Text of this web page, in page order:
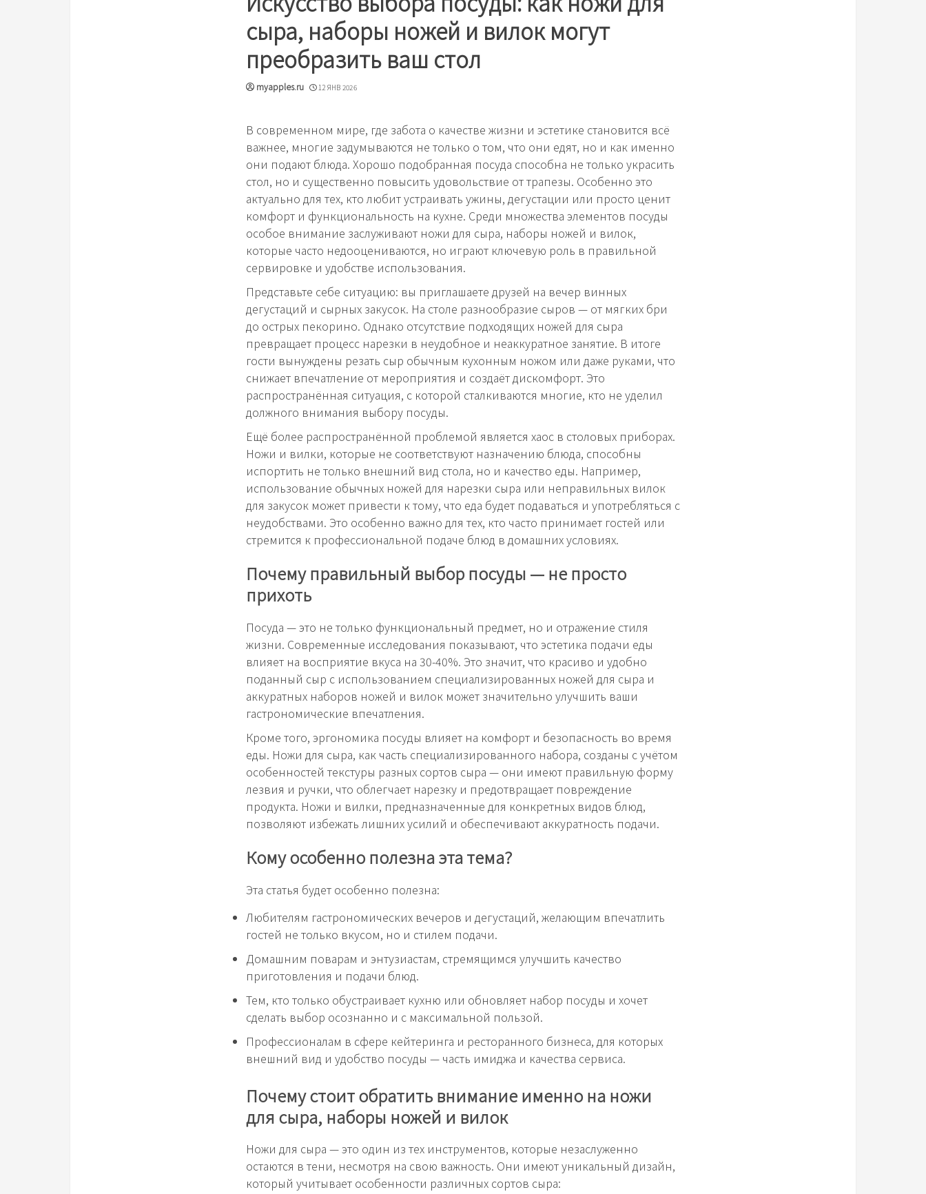
сыра, наборы ножей и вилок могут
преобразить ваш стол
myapples.ru 12 ЯНВ 2026
В современном мире, где забота о качестве жизни и эстетике становится всё
важнее, многие задумываются не только о том, что они едят, но и как именно
они подают блюда. Хорошо подобранная посуда способна не только украсить
стол, но и существенно повысить удовольствие от трапезы. Особенно это
актуально для тех, кто любит устраивать ужины, дегустации или просто ценит
комфорт и функциональность на кухне. Среди множества элементов посуды
особое внимание заслуживают ножи для сыра, наборы ножей и вилок,
которые часто недооцениваются, но играют ключевую роль в правильной
сервировке и удобстве использования.
Представьте себе ситуацию: вы приглашаете друзей на вечер винных
дегустаций и сырных закусок. На столе разнообразие сыров — от мягких бри
до острых пекорино. Однако отсутствие подходящих ножей для сыра
превращает процесс нарезки в неудобное и неаккуратное занятие. В итоге
гости вынуждены резать сыр обычным кухонным ножом или даже руками, что
снижает впечатление от мероприятия и создаёт дискомфорт. Это
распространённая ситуация, с которой сталкиваются многие, кто не уделил
должного внимания выбору посуды.
Ещё более распространённой проблемой является хаос в столовых приборах.
Ножи и вилки, которые не соответствуют назначению блюда, способны
испортить не только внешний вид стола, но и качество еды. Например,
использование обычных ножей для нарезки сыра или неправильных вилок
для закусок может привести к тому, что еда будет подаваться и употребляться с
неудобствами. Это особенно важно для тех, кто часто принимает гостей или
стремится к профессиональной подаче блюд в домашних условиях.
Почему правильный выбор посуды — не просто
прихоть
Посуда — это не только функциональный предмет, но и отражение стиля
жизни. Современные исследования показывают, что эстетика подачи еды
влияет на восприятие вкуса на 30-40%. Это значит, что красиво и удобно
поданный сыр с использованием специализированных ножей для сыра и
аккуратных наборов ножей и вилок может значительно улучшить ваши
гастрономические впечатления.
Кроме того, эргономика посуды влияет на комфорт и безопасность во время
еды. Ножи для сыра, как часть специализированного набора, созданы с учётом
особенностей текстуры разных сортов сыра — они имеют правильную форму
лезвия и ручки, что облегчает нарезку и предотвращает повреждение
продукта. Ножи и вилки, предназначенные для конкретных видов блюд,
позволяют избежать лишних усилий и обеспечивают аккуратность подачи.
Кому особенно полезна эта тема?
Эта статья будет особенно полезна:
Любителям гастрономических вечеров и дегустаций, желающим впечатлить
гостей не только вкусом, но и стилем подачи.
Домашним поварам и энтузиастам, стремящимся улучшить качество
приготовления и подачи блюд.
Тем, кто только обустраивает кухню или обновляет набор посуды и хочет
сделать выбор осознанно и с максимальной пользой.
Профессионалам в сфере кейтеринга и ресторанного бизнеса, для которых
внешний вид и удобство посуды — часть имиджа и качества сервиса.
Почему стоит обратить внимание именно на ножи
для сыра, наборы ножей и вилок
Ножи для сыра — это один из тех инструментов, которые незаслуженно
остаются в тени, несмотря на свою важность. Они имеют уникальный дизайн,
который учитывает особенности различных сортов сыра: